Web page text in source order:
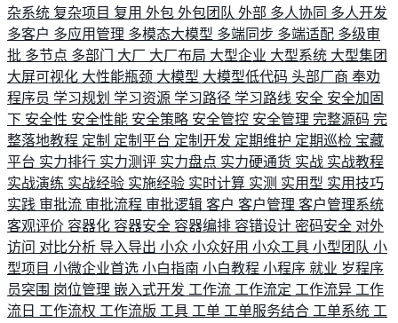
杂系统 复杂项目 复用 外包 外包团队 外部 多人协同 多人开发
多客户 多应用管理 多模态大模型 多端同步 多端适配 多级审
批 多节点 多部门 大厂 大厂布局 大型企业 大型系统 大型集团
大屏可视化 大性能瓶颈 大模型 大模型低代码 头部厂商 奉劝
程序员 学习规划 学习资源 学习路径 学习路线 安全 安全加固
下 安全性 安全性能 安全策略 安全管控 安全管理 完整源码 完
整落地教程 定制 定制平台 定制开发 定期维护 定期巡检 宝藏
平台 实力排行 实力测评 实力盘点 实力硬通货 实战 实战教程
实战演练 实战经验 实施经验 实时计算 实测 实用型 实用技巧
实践 审批流 审批流程 审批逻辑 客户 客户管理 客户管理系统
客观评价 容器化 容器安全 容器编排 容错设计 密码安全 对外
访问 对比分析 导入导出 小众 小众好用 小众工具 小型团队 小
型项目 小微企业首选 小白指南 小白教程 小程序 就业 岁程序
员突围 岗位管理 嵌入式开发 工作流 工作流定 工作流异 工作
流日 工作流权 工作流版 工具 工单 工单服务结合 工单系统 工